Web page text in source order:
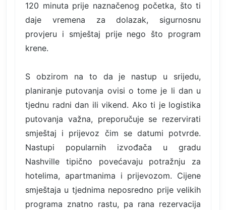
120 minuta prije naznačenog početka, što ti
daje vremena za dolazak, sigurnosnu
provjeru i smještaj prije nego što program
krene.
S obzirom na to da je nastup u srijedu,
planiranje putovanja ovisi o tome je li dan u
tjednu radni dan ili vikend. Ako ti je logistika
putovanja važna, preporučuje se rezervirati
smještaj i prijevoz čim se datumi potvrde.
Nastupi popularnih izvođača u gradu
Nashville tipično povećavaju potražnju za
hotelima, apartmanima i prijevozom. Cijene
smještaja u tjednima neposredno prije velikih
programa znatno rastu, pa rana rezervacija